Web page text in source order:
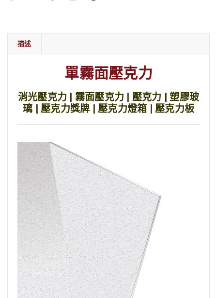
描述
單霧面壓克力
消光壓克力 | 霧面壓克力 | 壓克力 | 塑膠玻
璃 | 壓克力獎牌 | 壓克力燈箱 | 壓克力板